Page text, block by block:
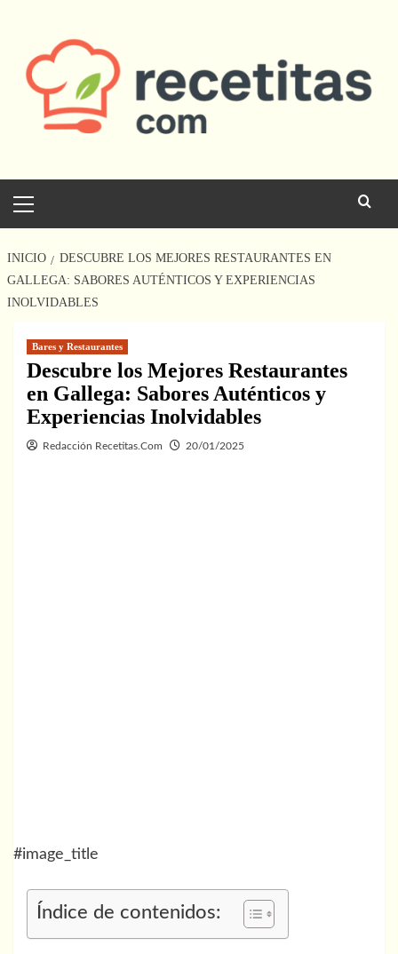
contenido
principal
INICIO
DESCUBRE LOS MEJORES RESTAURANTES EN
GALLEGA: SABORES AUTÉNTICOS Y EXPERIENCIAS
INOLVIDABLES
Bares y Restaurantes
Descubre los Mejores Restaurantes
en Gallega: Sabores Auténticos y
Experiencias Inolvidables
Redacción Recetitas.Com 20/01/2025
#image_title
Índice de contenidos: